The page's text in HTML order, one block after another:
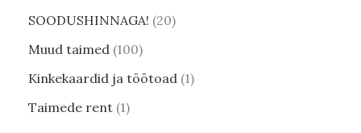
SOODUSHINNAGA! 20
Muud taimed 100
Kinkekaardid ja töötoad 1
Taimede rent 1